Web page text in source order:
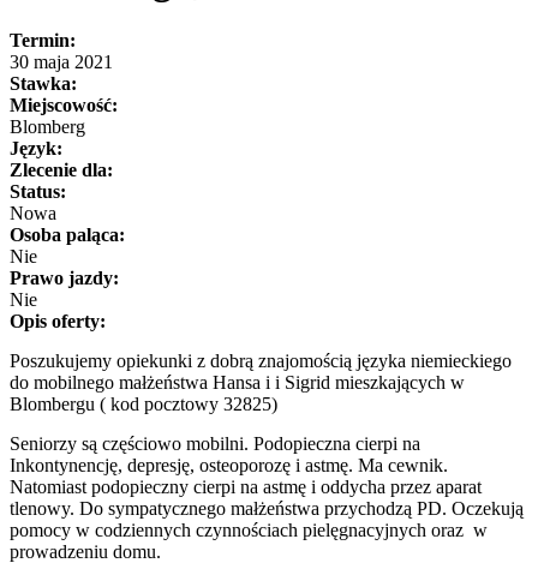
Termin:
30 maja 2021
Stawka:
Miejscowość:
Blomberg
Język:
Zlecenie dla:
Status:
Nowa
Osoba paląca:
Nie
Prawo jazdy:
Nie
Opis oferty:
Poszukujemy opiekunki z dobrą znajomością języka niemieckiego
do mobilnego małżeństwa Hansa i i Sigrid mieszkających w
Blombergu ( kod pocztowy 32825)
Seniorzy są częściowo mobilni. Podopieczna cierpi na
Inkontynencję, depresję, osteoporozę i astmę. Ma cewnik.
Natomiast podopieczny cierpi na astmę i oddycha przez aparat
tlenowy. Do sympatycznego małżeństwa przychodzą PD. Oczekują
pomocy w codziennych czynnościach pielęgnacyjnych oraz w
prowadzeniu domu.